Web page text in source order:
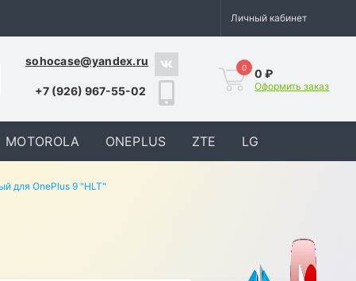
Личный кабинет
sohocase@yandex.ru
+7 (926) 967-55-02
0 0 ₽
Оформить заказ
MOTOROLA ONEPLUS ZTE LG
для OnePlus 9 "HLT"